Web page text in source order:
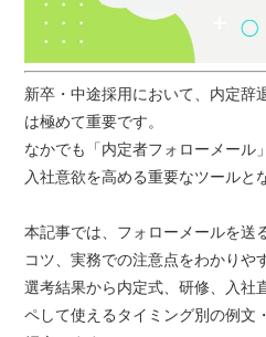
新卒・中途採用において、内定辞
は極めて重要です。
なかでも「内定者フォローメール
入社意欲を高める重要なツールと
本記事では、フォローメールを送
コツ、実務での注意点をわかりや
選考結果から内定式、研修、入社
ペして使えるタイミング別の例文